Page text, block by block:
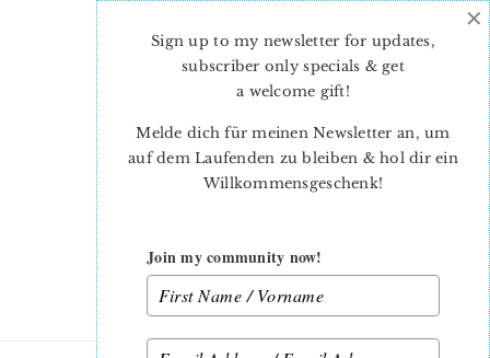
Sign up to my newsletter for updates,
subscriber only specials & get
a welcome gift!
Melde dich für meinen Newsletter an, um
auf dem Laufenden zu bleiben & hol dir ein
Willkommensgeschenk!
Join my community now!
×